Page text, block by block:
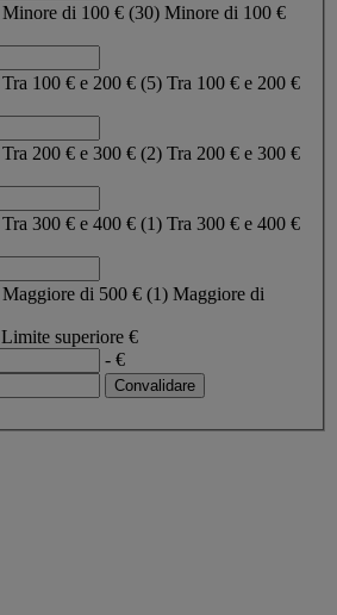
Minore di 100 € (30) Minore di 100 €
Tra 100 € e 200 € (5) Tra 100 € e 200 €
Tra 200 € e 300 € (2) Tra 200 € e 300 €
Tra 300 € e 400 € (1) Tra 300 € e 400 €
Maggiore di 500 € (1) Maggiore di
Limite superiore €
- €